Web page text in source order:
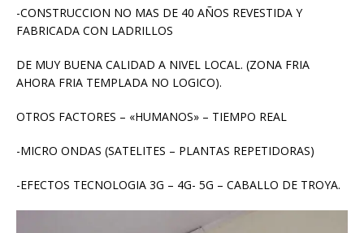
-CONSTRUCCION NO MAS DE 40 AÑOS REVESTIDA Y
FABRICADA CON LADRILLOS
DE MUY BUENA CALIDAD A NIVEL LOCAL. (ZONA FRIA
AHORA FRIA TEMPLADA NO LOGICO).
OTROS FACTORES – «HUMANOS» – TIEMPO REAL
-MICRO ONDAS (SATELITES – PLANTAS REPETIDORAS)
-EFECTOS TECNOLOGIA 3G – 4G- 5G – CABALLO DE TROYA.